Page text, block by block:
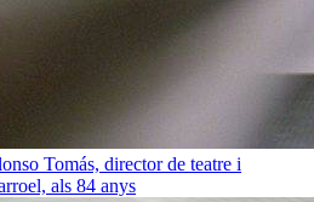
Tomás, director de teatre i
als 84 anys